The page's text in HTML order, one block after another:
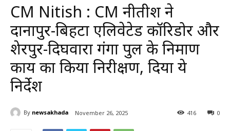
CM Nitish : CM नीतीश ने
दानापुर-बिहटा एलिवेटेड कॉरिडोर और
शेरपुर-दिघवारा गंगा पुल के निर्माण
कार्य का किया निरीक्षण, दिया ये
निर्देश
By newsakhada November 26, 2025 0
416